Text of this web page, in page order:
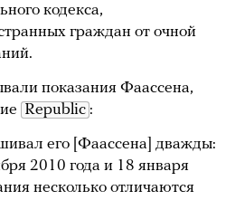
кодекса,
граждан от очной
показания Фаассена,
Republic :
его [Фаассена] дважды:
2010 года и 18 января
несколько отличаются